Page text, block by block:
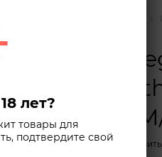
Боди
crotch
Black,
В наличии
лет?
товары для
подтвердите свой